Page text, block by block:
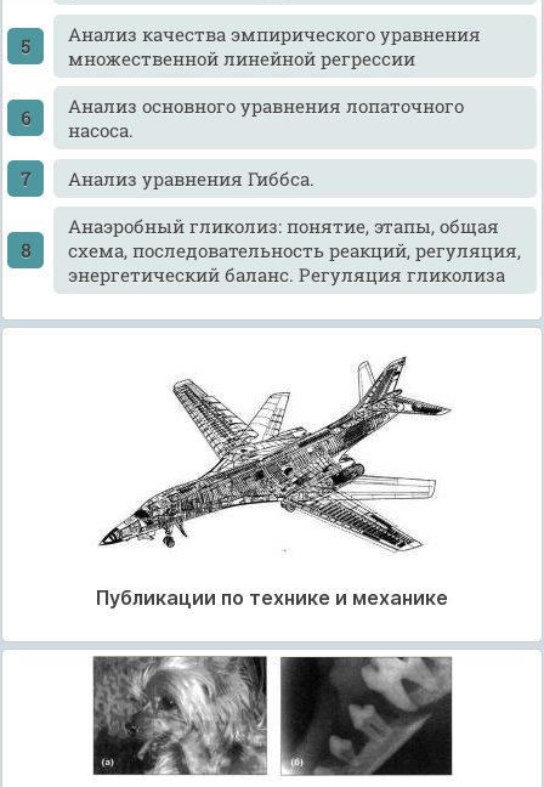
Анализ качества эмпирического уравнения
множественной линейной регрессии
Анализ основного уравнения лопаточного
насоса.
Анализ уравнения Гиббса.
Анаэробный гликолиз: понятие, этапы, общая
схема, последовательность реакций, регуляция,
энергетический баланс. Регуляция гликолиза
Публикации по технике и механике